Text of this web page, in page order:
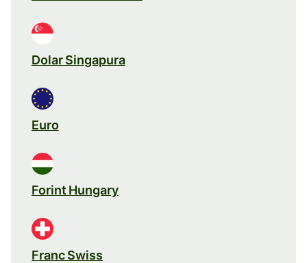
Dolar Singapura
Euro
Forint Hungary
Franc Swiss